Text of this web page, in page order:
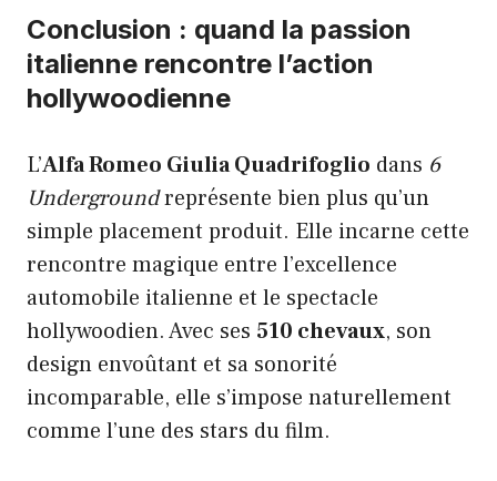
Conclusion : quand la passion
italienne rencontre l’action
hollywoodienne
L’Alfa Romeo Giulia Quadrifoglio dans 6
Undergroundreprésente bien plus qu’un
simple placement produit. Elle incarne cette
rencontre magique entre l’excellence
automobile italienne et le spectacle
hollywoodien. Avec ses 510 chevaux, son
design envoûtant et sa sonorité
incomparable, elle s’impose naturellement
comme l’une des stars du film.